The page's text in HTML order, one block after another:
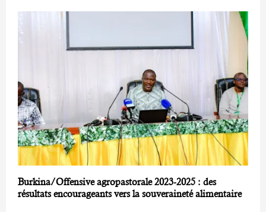
Burkina/Offensive agropastorale 2023-2025 : des
résultats encourageants vers la souveraineté alimentaire